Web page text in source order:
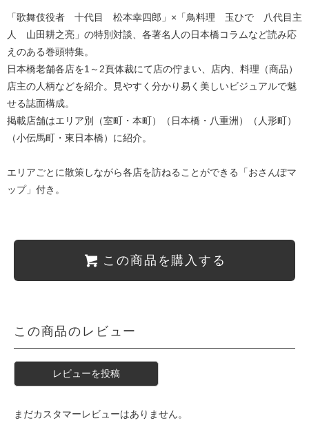
「歌舞伎役者 十代目 松本幸四郎」×「鳥料理 玉ひで 八代目主
人 山田耕之亮」の特別対談、各著名人の日本橋コラムなど読み応
えのある巻頭特集。
日本橋老舗各店を1～2頁体裁にて店の佇まい、店内、料理（商品）
店主の人柄などを紹介。見やすく分かり易く美しいビジュアルで魅
せる誌面構成。
掲載店舗はエリア別（室町・本町）（日本橋・八重洲）（人形町）
（小伝馬町・東日本橋）に紹介。
エリアごとに散策しながら各店を訪ねることができる「おさんぽマ
ップ」付き。
この商品を購入する
この商品のレビュー
レビューを投稿
まだカスタマーレビューはありません。